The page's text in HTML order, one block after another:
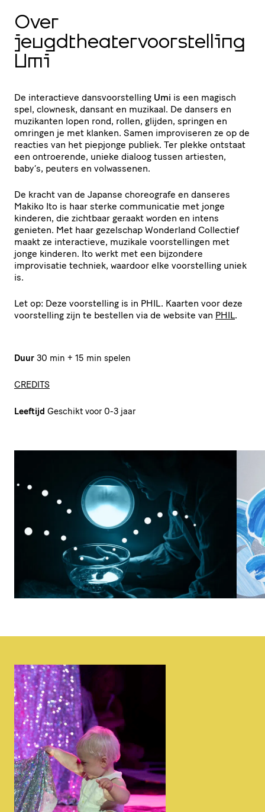
Over
jeugdtheatervoorstelling
Umi
De interactieve dansvoorstelling Umi is een magisch
spel, clownesk, dansant en muzikaal. De dansers en
muzikanten lopen rond, rollen, glijden, springen en
omringen je met klanken. Samen improviseren ze op de
reacties van het piepjonge publiek. Ter plekke ontstaat
een ontroerende, unieke dialoog tussen artiesten,
baby’s, peuters en volwassenen.
De kracht van de Japanse choreografe en danseres
Makiko Ito is haar sterke communicatie met jonge
kinderen, die zichtbaar geraakt worden en intens
genieten. Met haar gezelschap Wonderland Collectief
maakt ze interactieve, muzikale voorstellingen met
jonge kinderen. Ito werkt met een bijzondere
improvisatie techniek, waardoor elke voorstelling uniek
is.
Let op: Deze voorstelling is in PHIL. Kaarten voor deze
voorstelling zijn te bestellen via de website van PHIL.
Duur 30 min + 15 min spelen
CREDITS
Leeftijd Geschikt voor 0-3 jaar